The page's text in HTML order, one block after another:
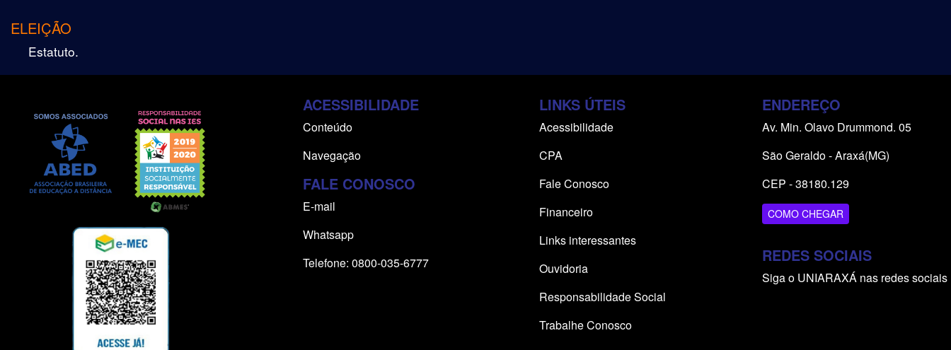
ELEIÇÃO
Estatuto.
ACESSIBILIDADE
Conteúdo
Navegação
FALE CONOSCO
E-mail
Whatsapp
Telefone: 0800-035-6777
LINKS ÚTEIS
Acessibilidade
CPA
Fale Conosco
Financeiro
Links interessantes
Ouvidoria
Responsabilidade Social
Trabalhe Conosco
ENDEREÇO
Av. Min. Olavo Drummond. 05
São Geraldo - Araxá(MG)
CEP - 38180.129
COMO CHEGAR
REDES SOCIAIS
Siga o UNIARAXÁ nas redes sociais